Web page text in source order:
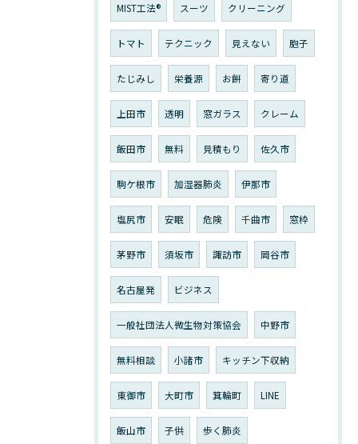
MIST工法® スーツ クリーニング
トマト テクニック 見えない 胞子
たじみし 栄養源 お餅 寄り道
上田市 透明 窓ガラス クレーム
飯田市 無料 見積もり 佐久市
駒ケ根市 加湿器肺炎 伊那市
塩尻市 安眠 危険 千曲市 窓枠
茅野市 須坂市 諏訪市 岡谷市
名古屋発 ビジネス
一般社団法人微生物対策協会 中野市
無料相談 小諸市 キッチン下収納
東御市 大町市 箕輪町 LINE
飯山市 子供 歩く肺炎